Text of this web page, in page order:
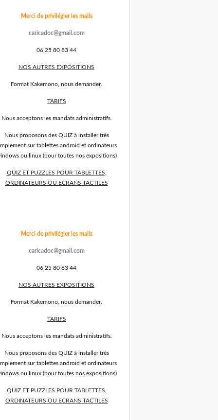
Merci de privilégier les mails
caricadoc@gmail.com
06 25 80 83 44
NOS AUTRES EXPOSITIONS
Format Kakemono, nous demander.
TARIFS
Nous acceptons les mandats administratifs.
Nous proposons des QUIZ à installer très
sur tablettes android et ordinateurs
ou linux (pour toutes nos expositions)
QUIZ ET PUZZLES POUR TABLETTES,
ORDINATEURS OU ECRANS TACTILES
Merci de privilégier les mails
caricadoc@gmail.com
06 25 80 83 44
NOS AUTRES EXPOSITIONS
Format Kakemono, nous demander.
TARIFS
Nous acceptons les mandats administratifs.
Nous proposons des QUIZ à installer très
sur tablettes android et ordinateurs
ou linux (pour toutes nos expositions)
QUIZ ET PUZZLES POUR TABLETTES,
ORDINATEURS OU ECRANS TACTILES